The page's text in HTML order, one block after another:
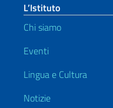
L’Istituto
Chi siamo
Eventi
Lingua e Cultura
Notizie